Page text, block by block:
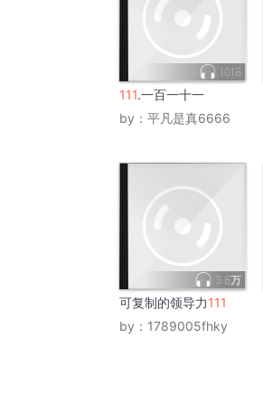
1018
111.一百一十一
by： 平凡是真6666
3.8万
可复制的领导力111
by： 1789005fhky